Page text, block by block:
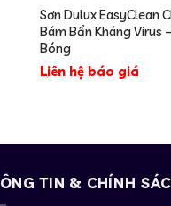
Sơn Dulux EasyClean
Bám Bẩn Kháng Virus
Bóng
Liên hệ báo giá
TIN & CHÍNH